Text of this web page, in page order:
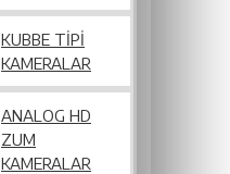
KUBBE TIPI
KAMERALAR
ANALOG HD
ZUM
KAMERALAR